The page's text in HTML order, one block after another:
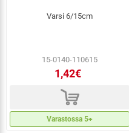
Varsi 6/15cm
15-0140-110615
1,42€
d
Varastossa 5+